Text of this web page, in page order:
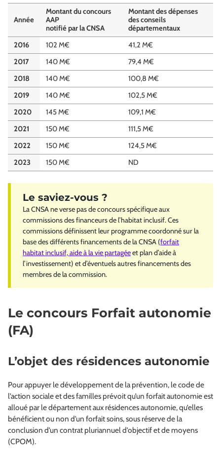
Année
Montant du concours
AAP
notifié par la CNSA
Montant des dépenses
des conseils
départementaux
2016
102 M€
41,2 M€
2017
140 M€
79,4 M€
2018
140 M€
100,8 M€
2019
140 M€
102,5 M€
2020
145 M€
109,1 M€
2021
150 M€
111,5 M€
2022
150 M€
124,5 M€
2023
150 M€ ND
La CNSA ne verse pas de concours spécifique aux
commissions des financeurs de l’habitat inclusif. Ces
commissions définissent leur programme coordonné sur la
base des différents financements de la CNSA (forfait
habitat inclusif, aide à la vie partagéeet plan d’aide à
l’investissement) et d’éventuels autres financements des
membres de la commission.
Le concours Forfait autonomie
(FA)
L’objet des résidences autonomie
Pour appuyer le développement de la prévention, le code de
l’action sociale et des familles prévoit qu’un forfait autonomie est
alloué par le département aux résidences autonomie, qu’elles
bénéficient ou non d’un forfait soins, sous réserve de la
conclusion d’un contrat pluriannuel d’objectif et de moyens
(CPOM).